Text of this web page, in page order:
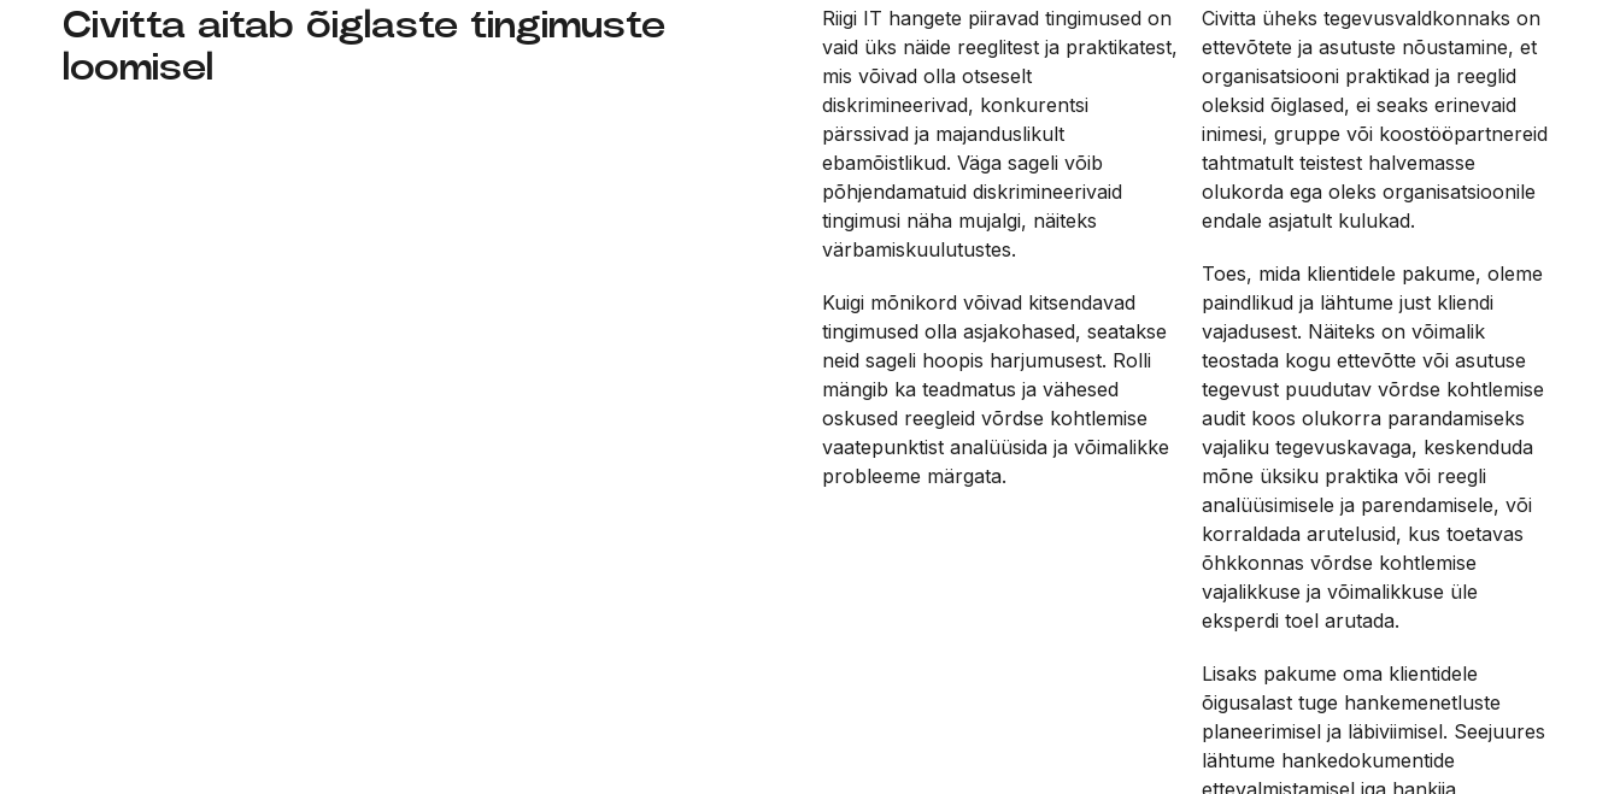
Civitta aitab õiglaste tingimuste
loomisel
Riigi IT hangete piiravad tingimused on
vaid üks näide reeglitest ja praktikatest,
mis võivad olla otseselt
diskrimineerivad, konkurentsi
pärssivad ja majanduslikult
ebamõistlikud. Väga sageli võib
põhjendamatuid diskrimineerivaid
tingimusi näha mujalgi, näiteks
värbamiskuulutustes.
Kuigi mõnikord võivad kitsendavad
tingimused olla asjakohased, seatakse
neid sageli hoopis harjumusest. Rolli
mängib ka teadmatus ja vähesed
oskused reegleid võrdse kohtlemise
vaatepunktist analüüsida ja võimalikke
probleeme märgata.
Civitta üheks tegevusvaldkonnaks on
ettevõtete ja asutuste nõustamine, et
organisatsiooni praktikad ja reeglid
oleksid õiglased, ei seaks erinevaid
inimesi, gruppe või koostööpartnereid
tahtmatult teistest halvemasse
olukorda ega oleks organisatsioonile
endale asjatult kulukad.
Toes, mida klientidele pakume, oleme
paindlikud ja lähtume just kliendi
vajadusest. Näiteks on võimalik
teostada kogu ettevõtte või asutuse
tegevust puudutav võrdse kohtlemise
audit koos olukorra parandamiseks
vajaliku tegevuskavaga, keskenduda
mõne üksiku praktika või reegli
analüüsimisele ja parendamisele, või
korraldada arutelusid, kus toetavas
õhkkonnas võrdse kohtlemise
vajalikkuse ja võimalikkuse üle
eksperdi toel arutada.
Lisaks pakume oma klientidele
õigusalast tuge hankemenetluste
planeerimisel ja läbiviimisel. Seejuures
lähtume hankedokumentide
ettevalmistamisel iga hankija